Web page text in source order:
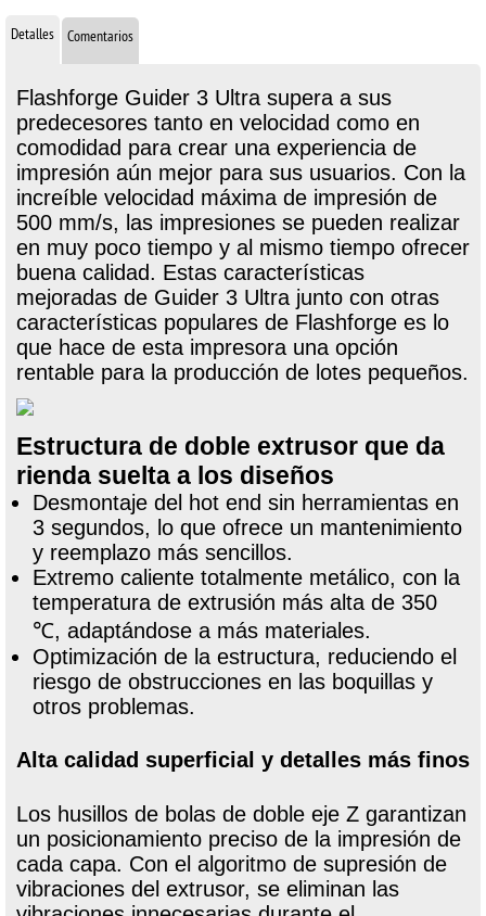
Detalles Comentarios
Flashforge Guider 3 Ultra supera a sus
predecesores tanto en velocidad como en
comodidad para crear una experiencia de
impresión aún mejor para sus usuarios. Con la
increíble velocidad máxima de impresión de
500 mm/s, las impresiones se pueden realizar
en muy poco tiempo y al mismo tiempo ofrecer
buena calidad. Estas características
mejoradas de Guider 3 Ultra junto con otras
características populares de Flashforge es lo
que hace de esta impresora una opción
rentable para la producción de lotes pequeños.
Estructura de doble extrusor que da
rienda suelta a los diseños
Desmontaje del hot end sin herramientas en
3 segundos, lo que ofrece un mantenimiento
y reemplazo más sencillos.
Extremo caliente totalmente metálico, con la
temperatura de extrusión más alta de 350
℃, adaptándose a más materiales.
Optimización de la estructura, reduciendo el
riesgo de obstrucciones en las boquillas y
otros problemas.
Alta calidad superficial y detalles más finos
Los husillos de bolas de doble eje Z garantizan
un posicionamiento preciso de la impresión de
cada capa. Con el algoritmo de supresión de
vibraciones del extrusor, se eliminan las